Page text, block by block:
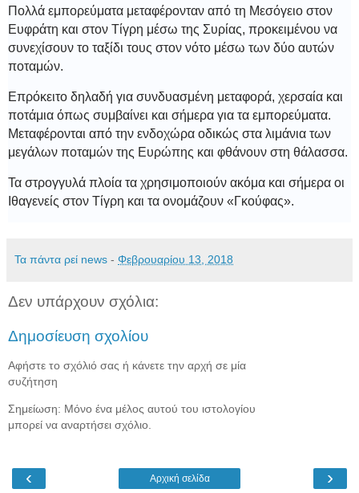
Πολλά εμπορεύματα μεταφέρονταν από τη Μεσόγειο στον
Ευφράτη και στον Τίγρη μέσω της Συρίας, προκειμένου να
συνεχίσουν το ταξίδι τους στον νότο μέσω των δύο αυτών
ποταμών.
Επρόκειτο δηλαδή για συνδυασμένη μεταφορά, χερσαία και
ποτάμια όπως συμβαίνει και σήμερα για τα εμπορεύματα.
Μεταφέρονται από την ενδοχώρα οδικώς στα λιμάνια των
μεγάλων ποταμών της Ευρώπης και φθάνουν στη θάλασσα.
Τα στρογγυλά πλοία τα χρησιμοποιούν ακόμα και σήμερα οι
Ιθαγενείς στον Τίγρη και τα ονομάζουν «Γκούφας».
Τα πάντα ρεί news - Φεβρουαρίου 13, 2018
Δεν υπάρχουν σχόλια:
Δημοσίευση σχολίου
Αφήστε το σχόλιό σας ή κάνετε την αρχή σε μία
συζήτηση
Σημείωση: Μόνο ένα μέλος αυτού του ιστολογίου
μπορεί να αναρτήσει σχόλιο.
‹ ›
Αρχική σελίδα